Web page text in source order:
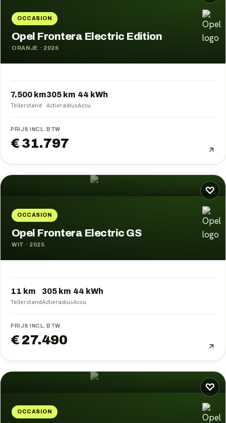
OCCASION
Opel Frontera Electric Edition
ORANJE · 2026
7.500 km
Tellerstand
305 km
Actieradius
44 kWh
Accu
PRIJS INCL. BTW
€ 31.797
♡
OCCASION
Opel Frontera Electric GS
WIT · 2025
11 km
Tellerstand
305 km
Actieradius
44 kWh
Accu
PRIJS INCL. BTW
€ 27.490
♡
OCCASION